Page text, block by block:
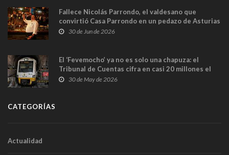
Fallece Nicolás Parrondo, el valdesano que
convirtió Casa Parrondo en un pedazo de Asturias
en Madrid
30 de Jun de 2026
El ‘Fevemocho’ ya no es solo una chapuza: el
Tribunal de Cuentas cifra en casi 20 millones el
sobrecoste de los trenes que no cabían por los
30 de May de 2026
CATEGORÍAS
Actualidad